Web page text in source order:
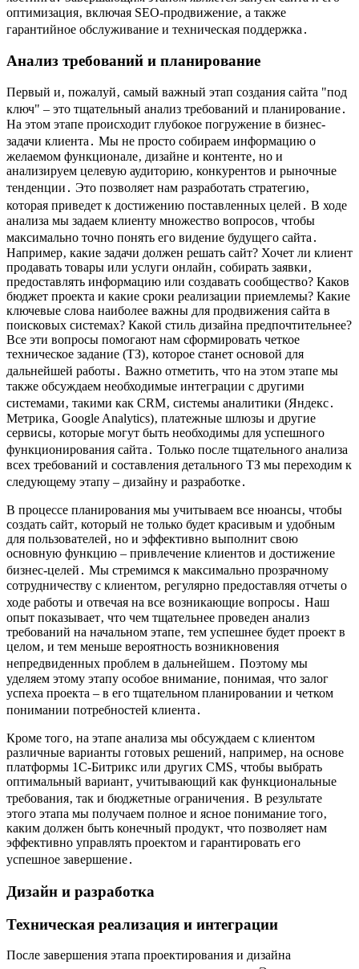
оптимизация‚ включая SEO-продвижение‚ а также
гарантийное обслуживание и техническая поддержка․
Анализ требований и планирование
Первый и‚ пожалуй‚ самый важный этап создания сайта "под
ключ" – это тщательный анализ требований и планирование․
На этом этапе происходит глубокое погружение в бизнес-
задачи клиента․ Мы не просто собираем информацию о
желаемом функционале‚ дизайне и контенте‚ но и
анализируем целевую аудиторию‚ конкурентов и рыночные
тенденции․ Это позволяет нам разработать стратегию‚
которая приведет к достижению поставленных целей․ В ходе
анализа мы задаем клиенту множество вопросов‚ чтобы
максимально точно понять его видение будущего сайта․
Например‚ какие задачи должен решать сайт? Хочет ли клиент
продавать товары или услуги онлайн‚ собирать заявки‚
предоставлять информацию или создавать сообщество? Каков
бюджет проекта и какие сроки реализации приемлемы? Какие
ключевые слова наиболее важны для продвижения сайта в
поисковых системах? Какой стиль дизайна предпочтительнее?
Все эти вопросы помогают нам сформировать четкое
техническое задание (ТЗ)‚ которое станет основой для
дальнейшей работы․ Важно отметить‚ что на этом этапе мы
также обсуждаем необходимые интеграции с другими
системами‚ такими как CRM‚ системы аналитики (Яндекс․
Метрика‚ Google Analytics)‚ платежные шлюзы и другие
сервисы‚ которые могут быть необходимы для успешного
функционирования сайта․ Только после тщательного анализа
всех требований и составления детального ТЗ мы переходим к
следующему этапу – дизайну и разработке․
В процессе планирования мы учитываем все нюансы‚ чтобы
создать сайт‚ который не только будет красивым и удобным
для пользователей‚ но и эффективно выполнит свою
основную функцию – привлечение клиентов и достижение
бизнес-целей․ Мы стремимся к максимально прозрачному
сотрудничеству с клиентом‚ регулярно предоставляя отчеты о
ходе работы и отвечая на все возникающие вопросы․ Наш
опыт показывает‚ что чем тщательнее проведен анализ
требований на начальном этапе‚ тем успешнее будет проект в
целом‚ и тем меньше вероятность возникновения
непредвиденных проблем в дальнейшем․ Поэтому мы
уделяем этому этапу особое внимание‚ понимая‚ что залог
успеха проекта – в его тщательном планировании и четком
понимании потребностей клиента․
Кроме того‚ на этапе анализа мы обсуждаем с клиентом
различные варианты готовых решений‚ например‚ на основе
платформы 1С-Битрикс или других CMS‚ чтобы выбрать
оптимальный вариант‚ учитывающий как функциональные
требования‚ так и бюджетные ограничения․ В результате
этого этапа мы получаем полное и ясное понимание того‚
каким должен быть конечный продукт‚ что позволяет нам
эффективно управлять проектом и гарантировать его
успешное завершение․
Дизайн и разработка
Техническая реализация и интеграции
После завершения этапа проектирования и дизайна